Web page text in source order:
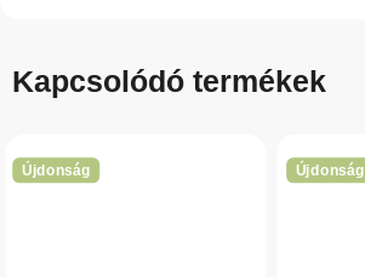
Kapcsolódó termékek
Újdonság Újdonság